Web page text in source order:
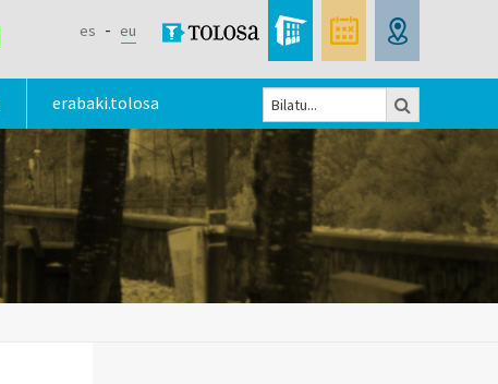
es eu
erabaki.tolosa
Bilaketa
formularioa